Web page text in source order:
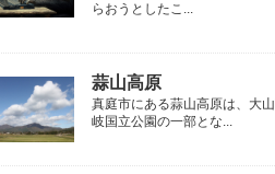
らおうとしたこ...
蒜山高原
真庭市にある蒜山高原は、大
岐国立公園の一部とな...